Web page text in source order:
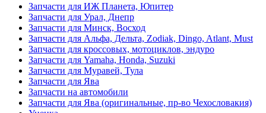
Запчасти для ИЖ Планета, Юпитер
Запчасти для Урал, Днепр
Запчасти для Минск, Восход
Запчасти для Альфа, Дельта, Zodiak, Dingo, Atlant, Must
Запчасти для кроссовых, мотоциклов, эндуро
Запчасти для Yamaha, Honda, Suzuki
Запчасти для Муравей, Тула
Запчасти для Ява
Запчасти на автомобили
Запчасти для Ява (оригинальные, пр-во Чехословакия)